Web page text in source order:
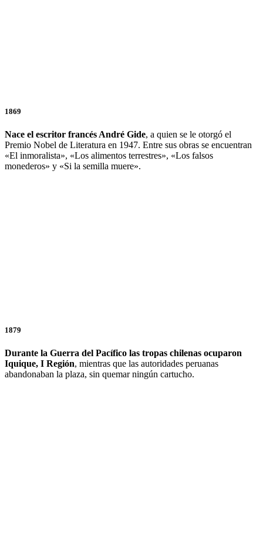
1869
Nace el escritor francés André Gide, a quien se le otorgó el
Premio Nobel de Literatura en 1947. Entre sus obras se encuentran
«El inmoralista», «Los alimentos terrestres», «Los falsos
monederos» y «Si la semilla muere».
1879
Durante la Guerra del Pacífico las tropas chilenas ocuparon
Iquique, I Región, mientras que las autoridades peruanas
abandonaban la plaza, sin quemar ningún cartucho.